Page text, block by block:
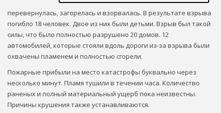
перевернулась, загорелась и взорвалась. В результате взрыва
погибло 18 человек. Двое из них были детьми. Взрыв был такой
силы, что было полностью разрушено 20 домов. 12
автомобилей, которые стояли вдоль дороги из-за взрыва были
охвачены пламенем и полностью сгорели.
Пожарные прибыли на место катастрофы буквально через
несколько минут. Пламя тушили в течении часа. Количество
раненых и полный материальный ущерб пока неизвестны.
Причины крушения также устанавливаются.